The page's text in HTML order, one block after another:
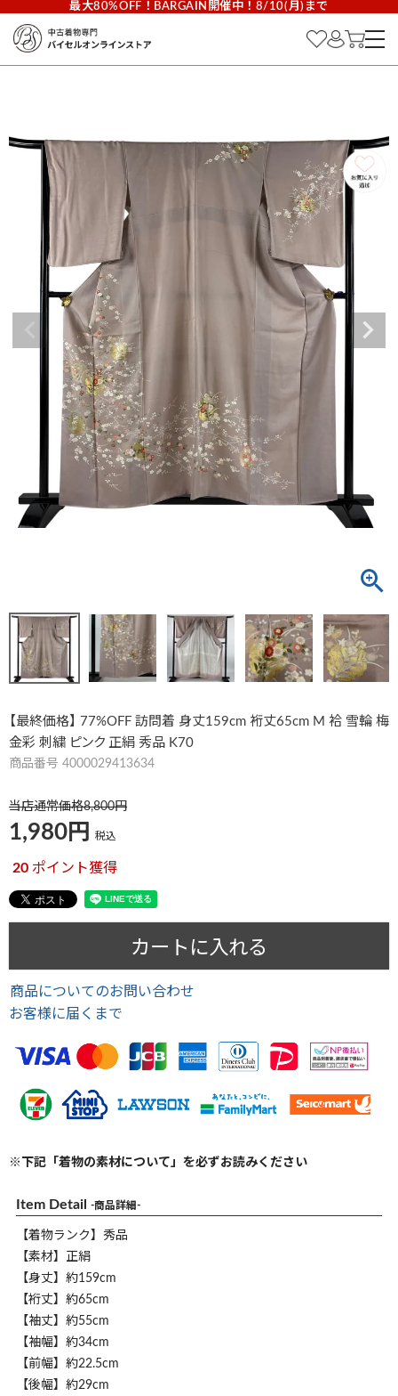
最大80%OFF！BARGAIN開催中！8/10(月)まで
【最終価格】 77%OFF 訪問着 身丈159cm 裄丈65cm M 袷 雪輪 梅
金彩 刺繍 ピンク 正絹 秀品 K70
商品番号 4000029413634
当店通常価格8,800
1,980 税込
20 ポイント獲得
カートに入れる
商品についてのお問い合わせ
お客様に届くまで
※下記「着物の素材について」を必ずお読みください
Item Detail -商品詳細-
【着物ランク】秀品
【素材】正絹
【身丈】約159cm
【裄丈】約65cm
【袖丈】約55cm
【袖幅】約34cm
【前幅】約22.5cm
【後幅】約29cm